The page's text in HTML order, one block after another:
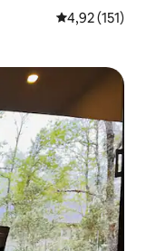
4,92 av 5 i
4,92 (151)